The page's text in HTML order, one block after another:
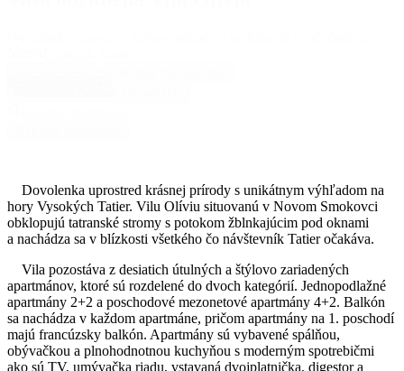
Dovolenka uprostred krásnej prírody s unikátnym výhľadom na
hory Vysokých Tatier. Vilu Olíviu situovanú v Novom Smokovci
obklopujú tatranské stromy s potokom žblnkajúcim pod oknami
a nachádza sa v blízkosti všetkého čo návštevník Tatier očakáva.
Vila pozostáva z desiatich útulných a štýlovo zariadených
apartmánov, ktoré sú rozdelené do dvoch kategórií. Jednopodlažné
apartmány 2+2 a poschodové mezonetové apartmány 4+2. Balkón
sa nachádza v každom apartmáne, pričom apartmány na 1. poschodí
majú francúzsky balkón. Apartmány sú vybavené spálňou,
obývačkou a plnohodnotnou kuchyňou s moderným spotrebičmi
ako sú TV, umývačka riadu, vstavaná dvojplatnička, digestor a